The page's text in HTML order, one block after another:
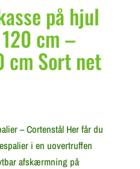
på hjul
cm –
cm Sort net
– Cortenstål Her får du
i en uovertruffen
afskærmning på